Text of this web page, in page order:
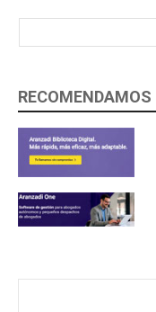
RECOMENDAMOS